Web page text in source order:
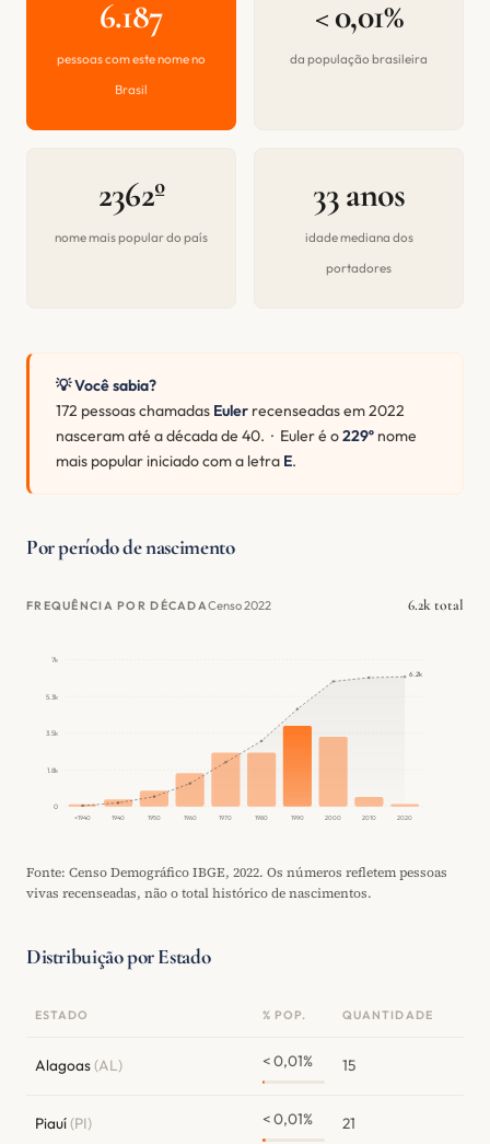
6.187
pessoas com este nome no
Brasil
< 0,01%
da população brasileira
2362º
nome mais popular do país
33 anos
idade mediana dos
portadores
💡 Você sabia?
172 pessoas chamadas Euler recenseadas em 2022
nasceram até a década de 40. · Euler é o229º nome
mais popular iniciado com a letra E.
Por período de nascimento
FREQUÊNCIA POR DÉCADACenso 2022 6.2k total
0
1.8k
3.5k
5.3k
7k
<1940 1940 1950 1960 1970 1980 1990 2000 2010 2020
6.2k
Fonte: Censo Demográfico IBGE, 2022. Os números refletem pessoas
vivas recenseadas, não o total histórico de nascimentos.
Distribuição por Estado
ESTADO % POP. QUANTIDADE
Alagoas(AL) < 0,01% 15
Piauí(PI) < 0,01% 21